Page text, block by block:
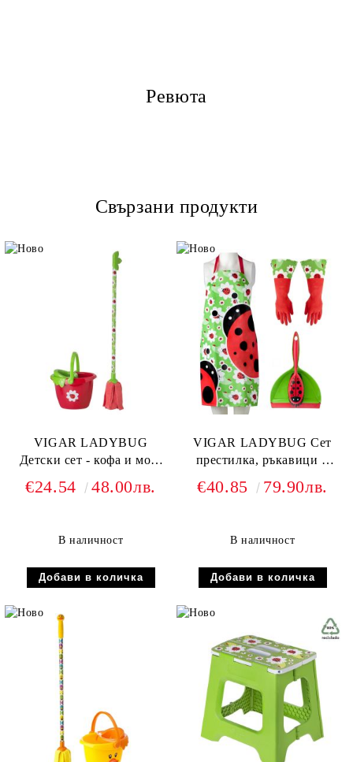
Ревюта
Свързани продукти
VIGAR LADYBUG
Детски сет - кофа и моп,
€24.54 48.00лв.
В наличност
VIGAR LADYBUG Сет
престилка, ръкавици и
€40.85 79.90лв.
В наличност